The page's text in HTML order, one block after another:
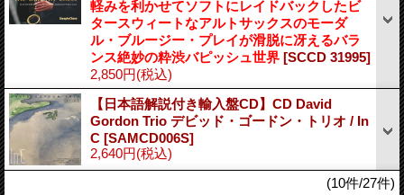
軽みを利かせてソフトにレイドバックしたビ
タースウィートなアルトサックスのモーダ
ル・ブルージー・プレイが滑脱に冴えるバラ
ンス絶妙の粋渋バピッシュ世界 [SCCD 31995]
2,850円(税込)
【日本語解説付き輸入盤CD】CD David
Gordon Trio デビッド・ゴードン・トリオ / In
C [SAMCD006S]
2,640円(税込)
(10件/27件)